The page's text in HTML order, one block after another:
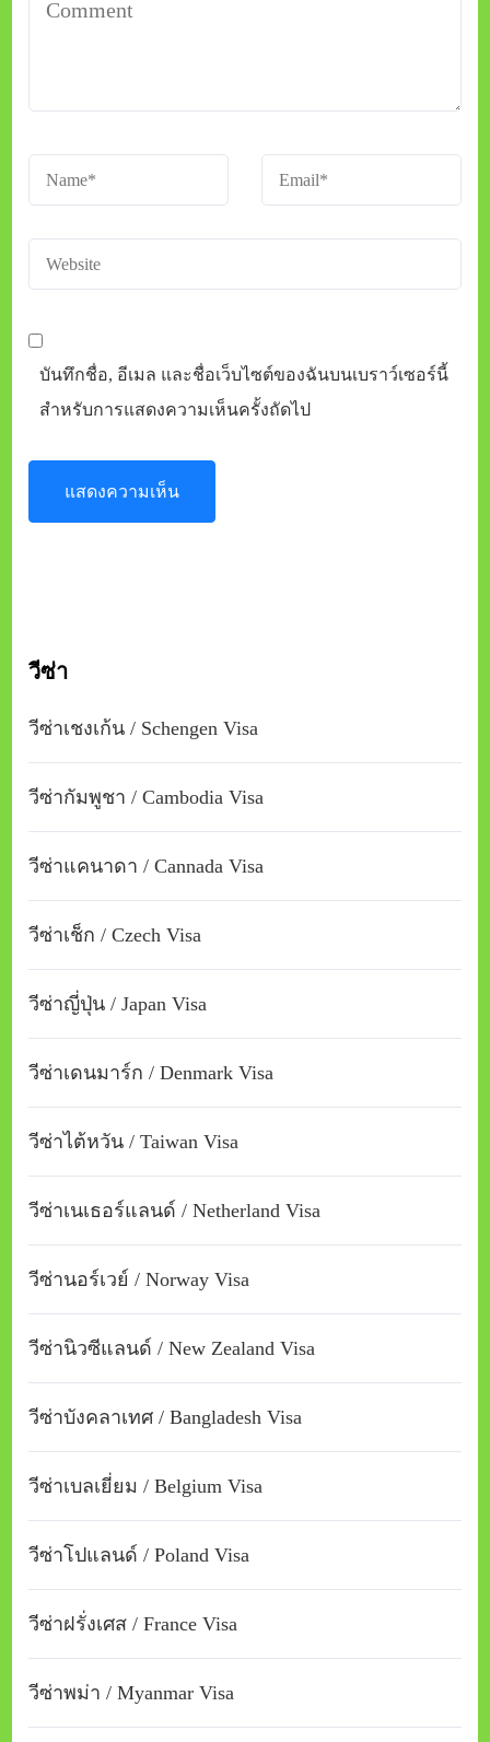
บันทึกชื่อ, อีเมล และชื่อเว็บไซต์ของฉันบนเบราว์เซอร์นี้
สำหรับการแสดงความเห็นครั้งถัดไป
วีซ่า
วีซ่าเชงเก้น / Schengen Visa
วีซ่ากัมพูชา / Cambodia Visa
วีซ่าแคนาดา / Cannada Visa
วีซ่าเช็ก / Czech Visa
วีซ่าญี่ปุ่น / Japan Visa
วีซ่าเดนมาร์ก / Denmark Visa
วีซ่าไต้หวัน / Taiwan Visa
วีซ่าเนเธอร์แลนด์ / Netherland Visa
วีซ่านอร์เวย์ / Norway Visa
วีซ่านิวซีแลนด์ / New Zealand Visa
วีซ่าบังคลาเทศ / Bangladesh Visa
วีซ่าเบลเยี่ยม / Belgium Visa
วีซ่าโปแลนด์ / Poland Visa
วีซ่าฝรั่งเศส / France Visa
วีซ่าพม่า / Myanmar Visa